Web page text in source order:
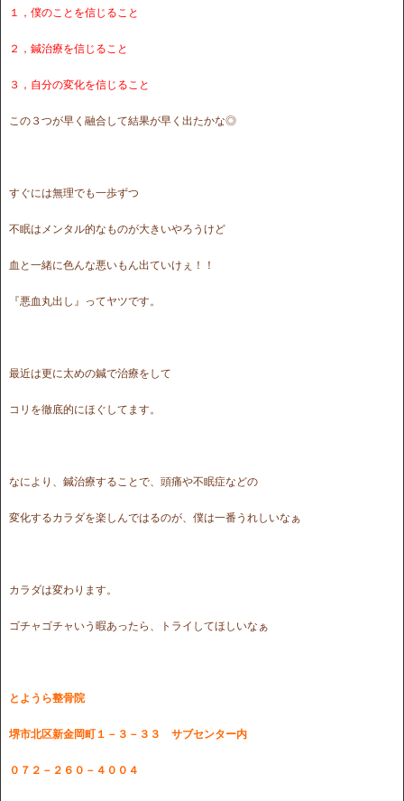
１，僕のことを信じること
２，鍼治療を信じること
３，自分の変化を信じること
この３つが早く融合して結果が早く出たかな◎
すぐには無理でも一歩ずつ
不眠はメンタル的なものが大きいやろうけど
血と一緒に色んな悪いもん出ていけぇ！！
『悪血丸出し』ってヤツです。
最近は更に太めの鍼で治療をして
コリを徹底的にほぐしてます。
なにより、鍼治療することで、頭痛や不眠症などの
変化するカラダを楽しんではるのが、僕は一番うれしいなぁ
カラダは変わります。
ゴチャゴチャいう暇あったら、トライしてほしいなぁ
とようら整骨院
堺市北区新金岡町１－３－３３ サブセンター内
０７２－２６０－４００４